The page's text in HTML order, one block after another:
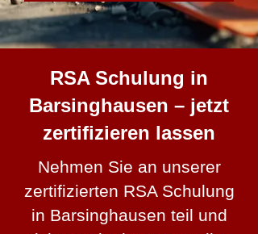
RSA Schulung in
Barsinghausen – jetzt
zertifizieren lassen
Nehmen Sie an unserer
zertifizierten RSA Schulung
in Barsinghausen teil und